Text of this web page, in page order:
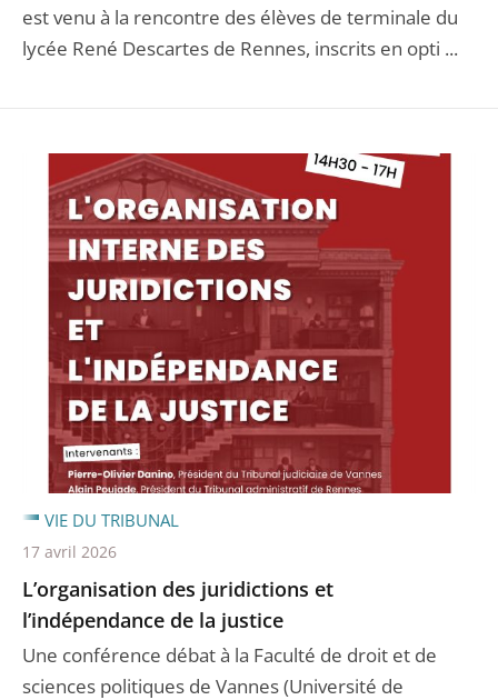
est venu à la rencontre des élèves de terminale du
lycée René Descartes de Rennes, inscrits en opti ...
L’organisation des juridictions et
l’indépendance de la justice
Une conférence débat à la Faculté de droit et de
sciences politiques de Vannes (Université de
VIE DU TRIBUNAL
17 avril 2026